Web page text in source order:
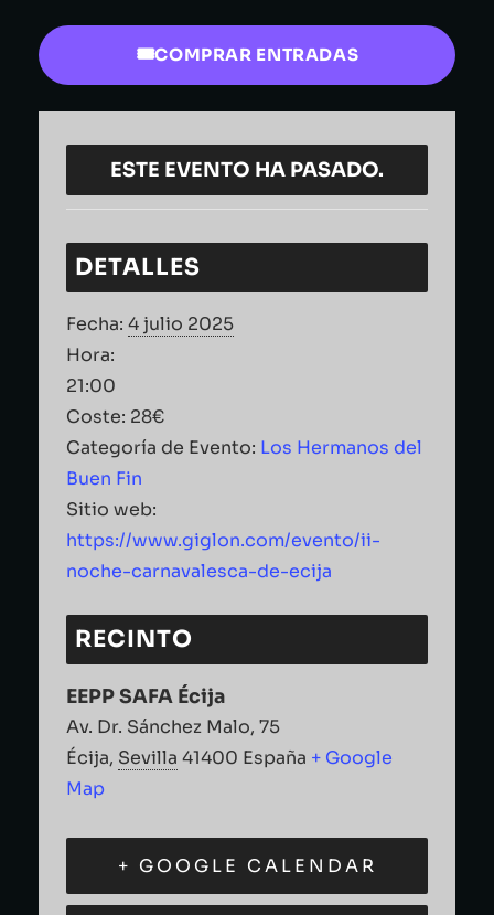
COMPRAR ENTRADAS
ESTE EVENTO HA PASADO.
DETALLES
Fecha: 4 julio 2025
Hora:
21:00
Coste: 28€
Categoría de Evento: Los Hermanos del
Buen Fin
Sitio web:
https://www.giglon.com/evento/ii-
noche-carnavalesca-de-ecija
RECINTO
EEPP SAFA Écija
Av. Dr. Sánchez Malo, 75
Écija, Sevilla 41400 España + Google
Map
+ GOOGLE CALENDAR